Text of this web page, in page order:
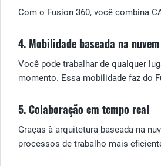
Com o Fusion 360, você combina
4. Mobilidade baseada na nuvem
Você pode trabalhar de qualquer
momento. Essa mobilidade faz do
5. Colaboração em tempo real
Graças à arquitetura baseada na
processos de trabalho mais